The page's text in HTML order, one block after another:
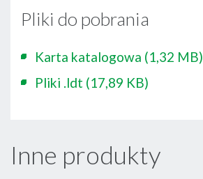
Pliki do pobrania
Karta katalogowa (1,32 MB)
Pliki .ldt (17,89 KB)
Inne produkty